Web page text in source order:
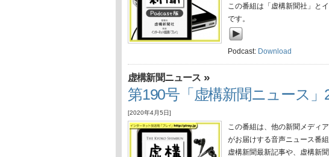
この番組は「虚構新聞社」と
です。
Podcast: Download
虚構新聞ニュース »
第190号「虚構新聞ニュース」
[2020年4月5日]
この番組は、他の新聞メディ
がお届けする音声ニュース番
虚構新聞最新記事や、虚構新